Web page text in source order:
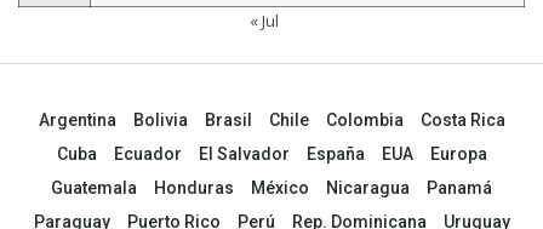
« Jul
Argentina Bolivia Brasil Chile Colombia
Costa Rica
Cuba
Ecuador El Salvador España EUA
Europa
Guatemala
Honduras México Nicaragua
Panamá
Paraguay
Puerto Rico Perú Rep. Dominicana Uruguay